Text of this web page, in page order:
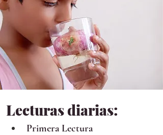
Lecturas diarias:
Primera Lectura